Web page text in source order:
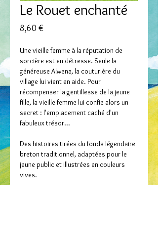
Le Rouet enchanté
8,60 €Prix
Une vieille femme à la réputation de
sorcière est en détresse. Seule la
généreuse Alwena, la couturière du
village lui vient en aide. Pour
récompenser la gentillesse de la jeune
fille, la vieille femme lui confie alors un
secret : l'emplacement caché d'un
fabuleux trésor...
Des histoires tirées du fonds légendaire
breton traditionnel, adaptées pour le
jeune public et illustrées en couleurs
vives.